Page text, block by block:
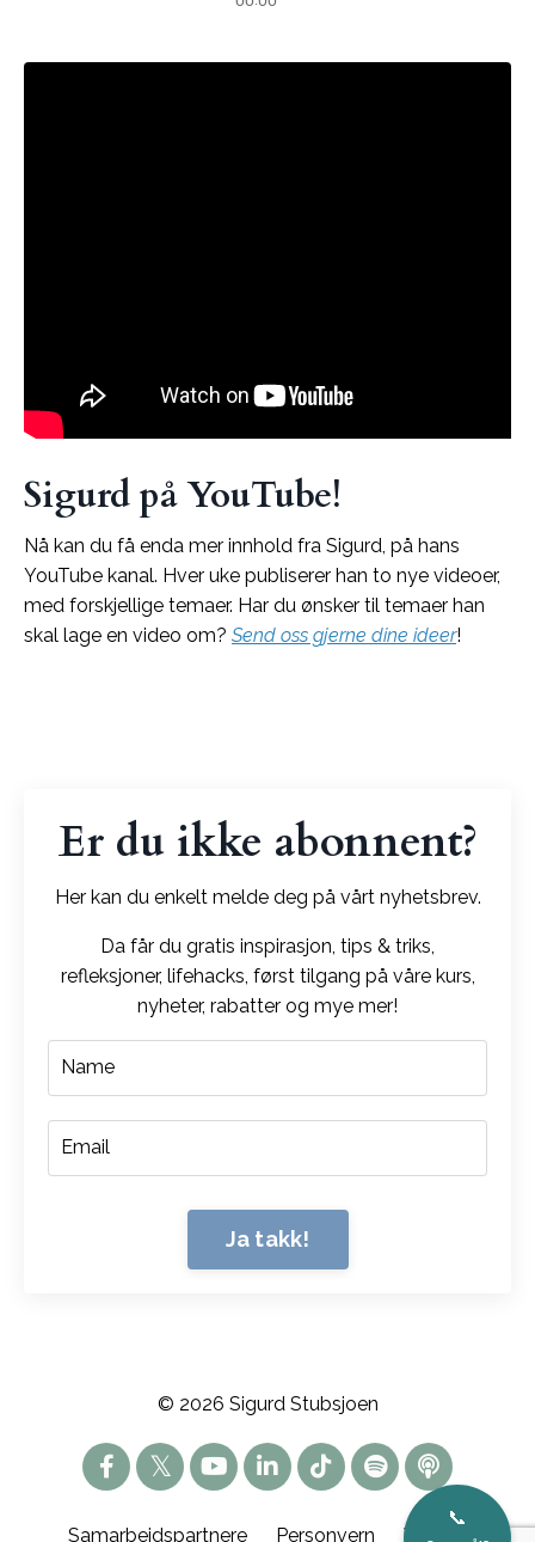
Sigurd på YouTube!
Nå kan du få enda mer innhold fra Sigurd, på hans
YouTube kanal. Hver uke publiserer han to nye videoer,
med forskjellige temaer. Har du ønsker til temaer han
skal lage en video om? Send oss gjerne dine ideer!
Er du ikke abonnent?
Her kan du enkelt melde deg på vårt nyhetsbrev.
Da får du gratis inspirasjon, tips & triks,
refleksjoner, lifehacks, først tilgang på våre kurs,
nyheter, rabatter og mye mer!
Ja takk!
© 2026 Sigurd Stubsjoen
Samarbeidspartnere Personvern Vilkår og
📞